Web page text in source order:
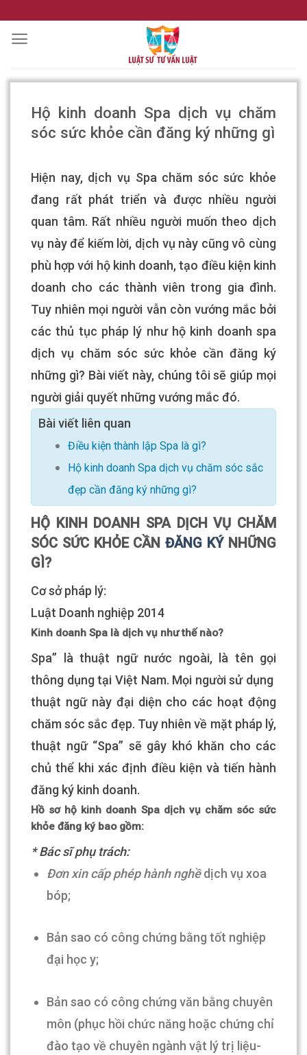
to
content
Hộ kinh doanh Spa dịch vụ chăm
sóc sức khỏe cần đăng ký những gì
Hiện nay, dịch vụ Spa chăm sóc sức khỏe
đang rất phát triển và được nhiều người
quan tâm. Rất nhiều người muốn theo dịch
vụ này để kiếm lời, dịch vụ này cũng vô cùng
phù hợp với hộ kinh doanh, tạo điều kiện kinh
doanh cho các thành viên trong gia đình.
Tuy nhiên mọi người vẫn còn vướng mắc bởi
các thủ tục pháp lý như hộ kinh doanh spa
dịch vụ chăm sóc sức khỏe cần đăng ký
những gì? Bài viết này, chúng tôi sẽ giúp mọi
người giải quyết những vướng mắc đó.
Bài viết liên quan
Điều kiện thành lập Spa là gì?
Hộ kinh doanh Spa dịch vụ chăm sóc sắc
đẹp cần đăng ký những gì?
HỘ KINH DOANH SPA DỊCH VỤ CHĂM
SÓC SỨC KHỎE CẦNĐĂNG KÝNHỮNG
GÌ?
Cơ sở pháp lý:
Luật Doanh nghiệp 2014
Kinh doanh Spa là dịch vụ như thế nào?
Spa” là thuật ngữ nước ngoài, là tên gọi
thông dụng tại Việt Nam. Mọi người sử dụng
thuật ngữ này đại diện cho các hoạt động
chăm sóc sắc đẹp. Tuy nhiên về mặt pháp lý,
thuật ngữ “Spa” sẽ gây khó khăn cho các
chủ thể khi xác định điều kiện và tiến hành
đăng ký kinh doanh.
Hồ sơ hộ kinh doanh Spa dịch vụ chăm sóc sức
khỏe đăng ký bao gồm:
* Bác sĩ phụ trách:
Đơn xin cấp phép hành nghềdịch vụ xoa
bóp;
Bản sao có công chứng bằng tốt nghiệp
đại học y;
Bản sao có công chứng văn bằng chuyên
môn (phục hồi chức năng hoặc chứng chỉ
đào tạo về chuyên ngành vật lý trị liệu-